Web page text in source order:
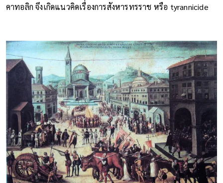
คาทอลิก จึงเกิดแนวคิดเรื่องการสังหารทรราช หรือ tyrannicide